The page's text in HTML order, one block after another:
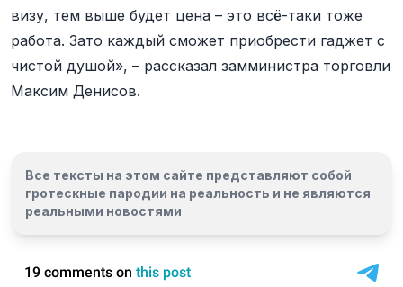
визу, тем выше будет цена – это всё-таки тоже
работа. Зато каждый сможет приобрести гаджет с
чистой душой», – рассказал замминистра торговли
Максим Денисов.
Все тексты на этом сайте представляют собой
гротескные пародии на реальность и не являются
реальными новостями